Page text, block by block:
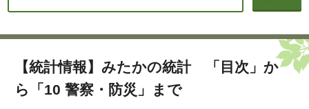
【統計情報】みたかの統計 「目次」か
ら「10 警察・防災」まで